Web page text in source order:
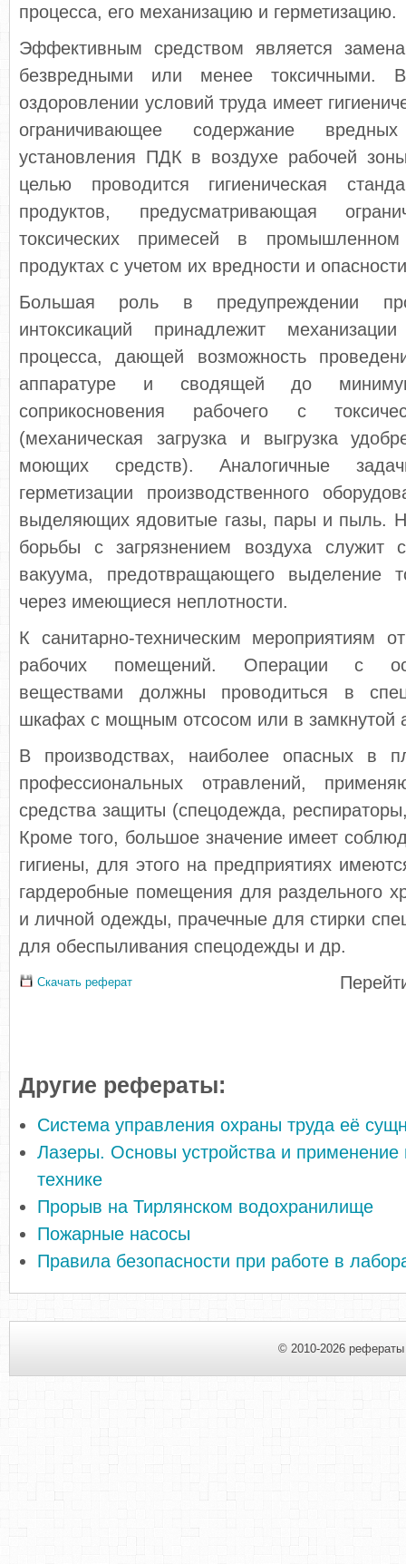
процесса, его механизацию и герметизацию.
Эффективным средством является
безвредными или менее токсичными.
оздоровлении условий труда имеет
ограничивающее содержание
установления ПДК в воздухе рабочей
целью проводится гигиеническая
продуктов, предусматривающая
токсических примесей в
продуктах с учетом их вредности и
Большая роль в предупреждении
интоксикаций принадлежит механизации
процесса, дающей возможность
аппаратуре и сводящей до
соприкосновения рабочего с
(механическая загрузка и выгрузка
моющих средств). Аналогичные
герметизации производственного
выделяющих ядовитые газы, пары и пыль.
борьбы с загрязнением воздуха служит
вакуума, предотвращающего выделение
через имеющиеся неплотности.
К санитарно-техническим мероприятиям
рабочих помещений. Операции с
веществами должны проводиться в
шкафах с мощным отсосом или в замкнутой
В производствах, наиболее опасных в
профессиональных отравлений,
средства защиты (спецодежда,
Кроме того, большое значение имеет
гигиены, для этого на предприятиях
гардеробные помещения для раздельного
и личной одежды, прачечные для стирки
для обес­пыливания спецодежды и др.
Скачать реферат
Другие рефераты:
Система управления охраны труда её
Лазеры. Основы устройства и применение
технике
Прорыв на Тирлянском водохранилище
Пожарные насосы
Правила безопасности при работе в
© 2010-2026 рефераты